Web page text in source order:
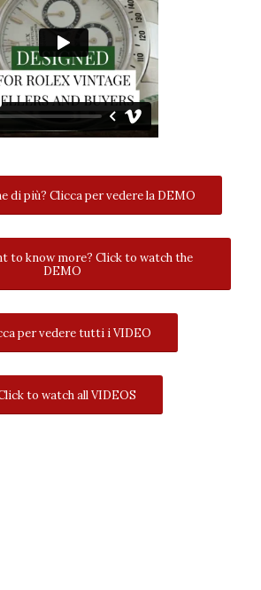
di più? Clicca per vedere la DEMO
to know more? Click to watch the
DEMO
per vedere tutti i VIDEO
to watch all VIDEOS